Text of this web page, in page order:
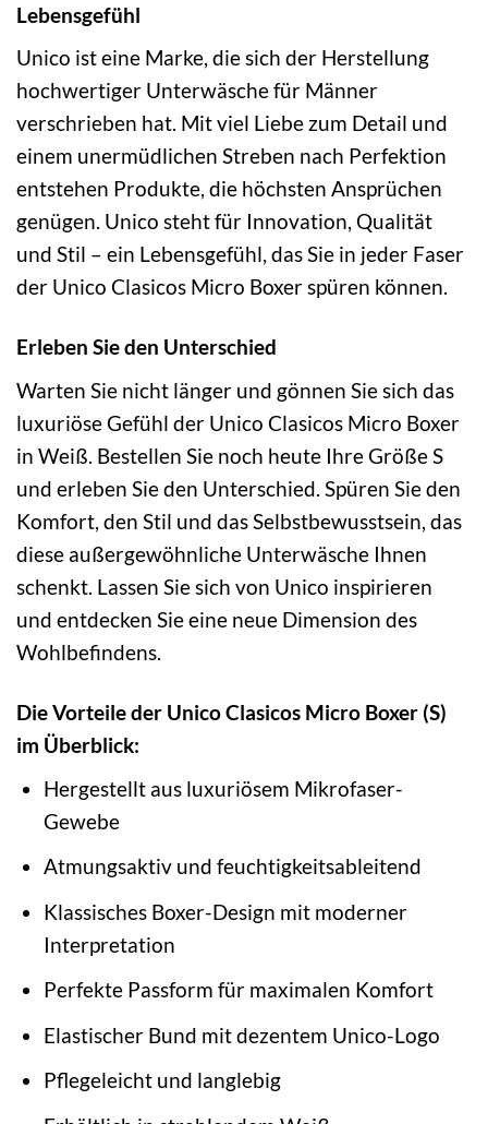
Lebensgefühl
Unico ist eine Marke, die sich der Herstellung
hochwertiger Unterwäsche für Männer
verschrieben hat. Mit viel Liebe zum Detail und
einem unermüdlichen Streben nach Perfektion
entstehen Produkte, die höchsten Ansprüchen
genügen. Unico steht für Innovation, Qualität
und Stil – ein Lebensgefühl, das Sie in jeder Faser
der Unico Clasicos Micro Boxer spüren können.
Erleben Sie den Unterschied
Warten Sie nicht länger und gönnen Sie sich das
luxuriöse Gefühl der Unico Clasicos Micro Boxer
in Weiß. Bestellen Sie noch heute Ihre Größe S
und erleben Sie den Unterschied. Spüren Sie den
Komfort, den Stil und das Selbstbewusstsein, das
diese außergewöhnliche Unterwäsche Ihnen
schenkt. Lassen Sie sich von Unico inspirieren
und entdecken Sie eine neue Dimension des
Wohlbefindens.
Die Vorteile der Unico Clasicos Micro Boxer (S)
im Überblick:
Hergestellt aus luxuriösem Mikrofaser-
Gewebe
Atmungsaktiv und feuchtigkeitsableitend
Klassisches Boxer-Design mit moderner
Interpretation
Perfekte Passform für maximalen Komfort
Elastischer Bund mit dezentem Unico-Logo
Pflegeleicht und langlebig